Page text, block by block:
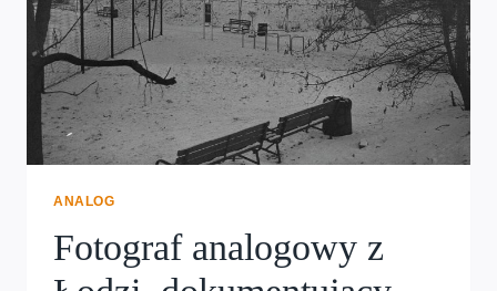
KROKU
W
KOREKSIE.
ANALOG
Fotograf analogowy z